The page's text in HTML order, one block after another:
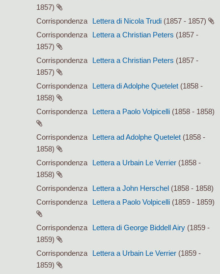
1857)
Corrispondenza
Lettera di Nicola Trudi (1857 - 1857)
Corrispondenza
Lettera a Christian Peters (1857 -
1857)
Corrispondenza
Lettera a Christian Peters (1857 -
1857)
Corrispondenza
Lettera di Adolphe Quetelet (1858 -
1858)
Corrispondenza
Lettera a Paolo Volpicelli (1858 - 1858)
Corrispondenza Lettera ad Adolphe Quetelet (1858 -
1858)
Corrispondenza
Lettera a Urbain Le Verrier (1858 -
1858)
Corrispondenza
Lettera a John Herschel (1858 - 1858)
Corrispondenza
Lettera a Paolo Volpicelli (1859 - 1859)
Corrispondenza Lettera di George Biddell Airy (1859 -
1859)
Corrispondenza
Lettera a Urbain Le Verrier (1859 -
1859)